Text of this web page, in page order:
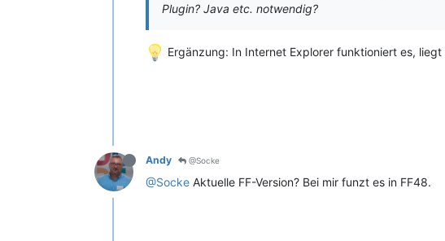
Plugin? Java etc. notwendig?
Ergänzung: In Internet Explorer funktioniert es,
Andy @Socke
@Socke Aktuelle FF-Version? Bei mir funzt es in FF48.